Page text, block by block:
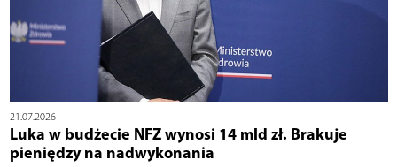
21.07.2026
Luka w budżecie NFZ wynosi 14 mld zł. Brakuje
pieniędzy na nadwykonania